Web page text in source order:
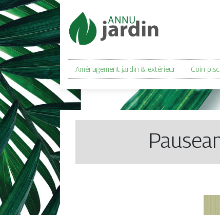
Aménagement jardin & extérieur Coin